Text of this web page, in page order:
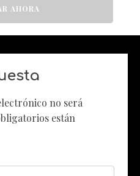
AHORA
no será
están